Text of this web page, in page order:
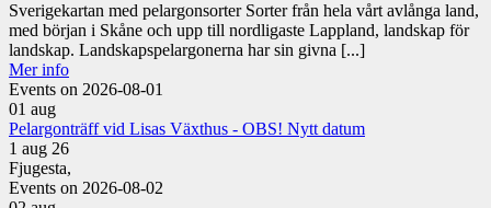
Sverigekartan med pelargonsorter Sorter från hela vårt avlånga land,
med början i Skåne och upp till nordligaste Lappland, landskap för
landskap. Landskapspelargonerna har sin givna [...]
Mer info
Events on 2026-08-01
01 aug
Pelargonträff vid Lisas Växthus - OBS! Nytt datum
1 aug 26
Fjugesta,
Events on 2026-08-02